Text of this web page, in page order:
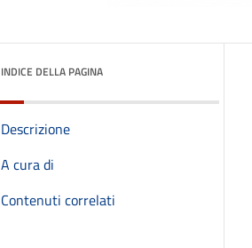
INDICE DELLA PAGINA
Descrizione
A cura di
Contenuti correlati